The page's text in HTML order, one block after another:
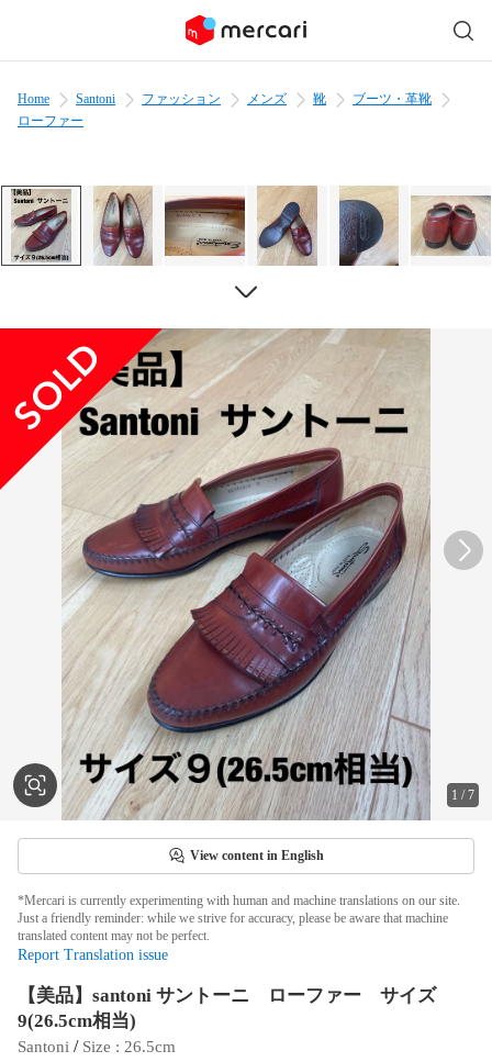
Home Santoni ファッション メンズ 靴
ブーツ・革靴
ローファー
1 /7
View content in English
*Mercari is currently experimenting with human and machine translations on our site.
Just a friendly reminder: while we strive for accuracy, please be aware that machine
translated content may not be perfect.
Report Translation issue
【美品】santoni サントーニ ローファー サイズ
9(26.5cm相当)
Santoni / Size : 26.5cm